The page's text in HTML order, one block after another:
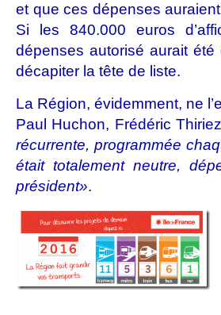
et que ces dépenses
Si les 840.000 euros
dépenses autorisé aurait
décapiter la tête de liste.
La Région, évidemment, ne
Paul Huchon, Frédéric
récurrente, programmée
était totalement neutre,
président».